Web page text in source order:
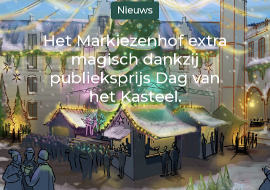
Nieuws
Het Markiezenhof extra
magisch dankzij
publieksprijs Dag van
het Kasteel.